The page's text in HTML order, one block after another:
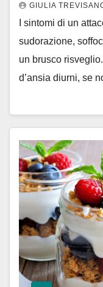
GIULIA
I sintomi di un
sudorazione,
un brusco
d’ansia diurni, se